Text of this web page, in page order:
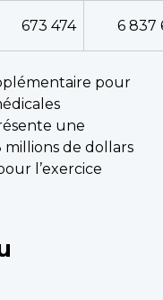
page673 474 6 837
pour
une
de dollars
l’exercice